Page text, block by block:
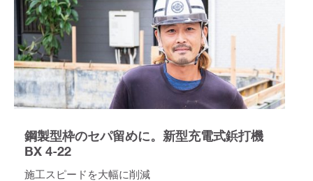
鋼製型枠のセパ留めに。新型充電式鋲打機
BX 4-22
施工スピードを大幅に削減